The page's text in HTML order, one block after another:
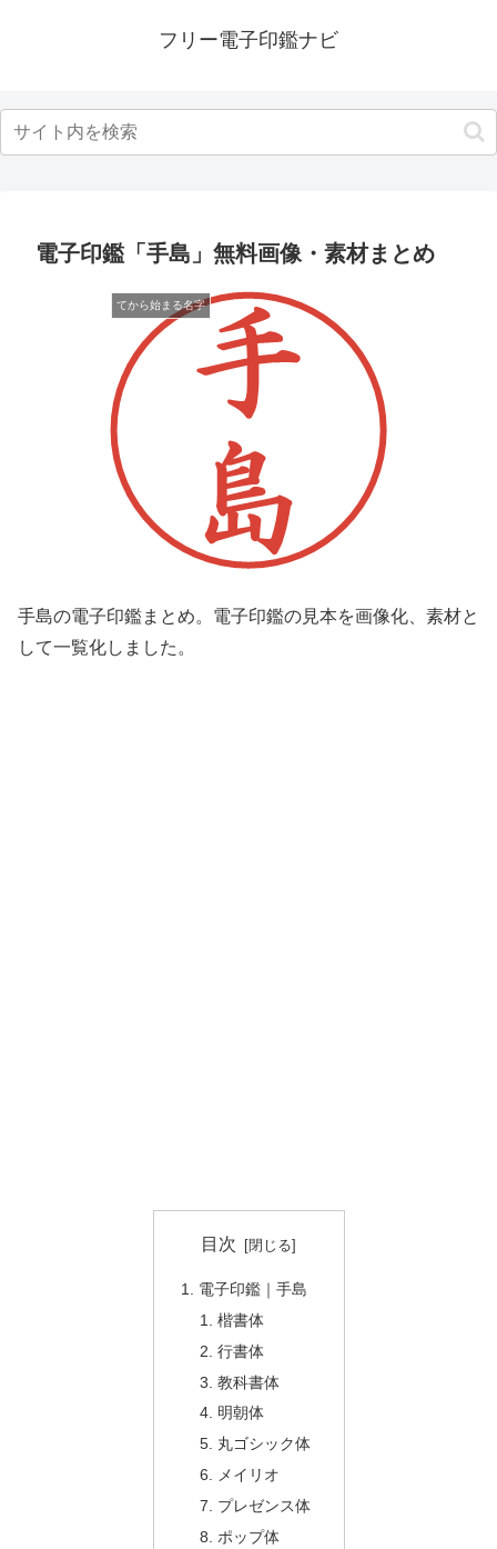
フリー電子印鑑ナビ
電子印鑑「手島」無料画像・素材まとめ
てから始まる名字
手島の電子印鑑まとめ。電子印鑑の見本を画像化、素材と
して一覧化しました。
目次
電子印鑑｜手島
楷書体
行書体
教科書体
明朝体
丸ゴシック体
メイリオ
プレゼンス体
ポップ体